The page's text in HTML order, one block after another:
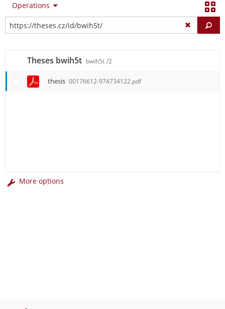
Operations
Theses bwih5t bwih5t /2
thesis 00176612-974734122.pdf
More options